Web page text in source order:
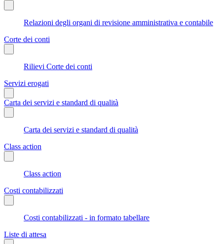
Relazioni degli organi di revisione amministrativa e contabile
Corte dei conti
Rilievi Corte dei conti
Servizi erogati
Carta dei servizi e standard di qualità
Carta dei servizi e standard di qualità
Class action
Class action
Costi contabilizzati
Costi contabilizzati - in formato tabellare
Liste di attesa